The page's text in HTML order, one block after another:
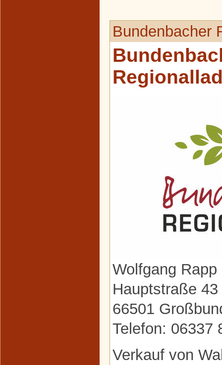
Bundenbacher
Wolfgang Rapp
Hauptstraße 43
66501
Telefon: 06337
Verkauf von